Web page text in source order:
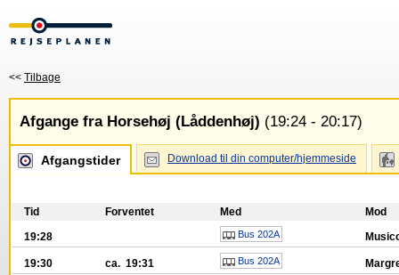
<< Tilbage
Afgange fra Horsehøj (Låddenhøj) (19:24 - 20:17)
Afgangstider Download til din computer/hjemmeside
Tid Forventet Med
Mod
19:28
Bus 202A
19:30 ca. 19:31 Bus 202A